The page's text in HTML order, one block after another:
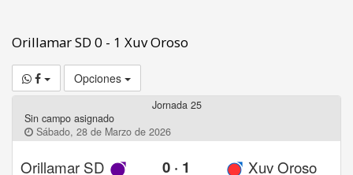
Orillamar SD 0 - 1 Xuv Oroso
Opciones
Jornada 25
Sin campo asignado
Sábado, 28 de Marzo de 2026
Orillamar SD 0 · 1 Xuv Oroso